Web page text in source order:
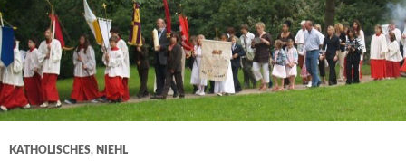
KATHOLISCHES, NIEHL